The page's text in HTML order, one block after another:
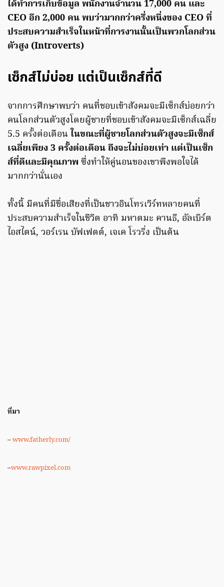
ได้ทำการเก็บข้อมูล พนักงานจำนวน 17,000 คน และ
CEO อีก 2,000 คน พบว่ามากกว่าครึ่งหนึ่งของ CEO ที่
ประสบความสำเร็จในหน้าที่การงานนั้นเป็นพวกโลกส่วน
ตัวสูง (Introverts)
เซ็กส์ไม่บ่อย แต่เป็นเซ็กส์ที่ดี
จากการศึกษาพบว่า คนที่ชอบเข้าสังคมจะมีเซ็กส์บ่อยกว่า
คนโลกส่วนตัวสูงโดยผู้ชายที่ชอบเข้าสังคมจะมีเซ็กส์เฉลี่ย
5.5 ครั้งต่อเดือนในขณะที่ผู้ชายโลกส่วนตัวสูงจะมีเซ็กส์
เฉลี่ยเพียง 3 ครั้งต่อเดือน ถึงจะไม่บ่อยเท่า แต่เป็นเซ็ก
ส์ที่ดีและมีคุณภาพ ซึ่งทำให้คู่นอนของเขาพึงพอใจได้
มากกว่านั่นเอง
ทั้งนี้ มีคนที่มีชื่อเสียงที่เป็นชาวอินโทรเวิร์ทหลายคนที่
ประสบความสำเร็จในชีวิต อาทิ มหาตมะ คานธี, อัลเบิร์ต
ไอสไตน์, วอร์เรน บัฟเฟตต์, เจเค โรวริ่ง เป็นต้น
ที่มา
–www.fatherly.com/
–www.rawpixel.com